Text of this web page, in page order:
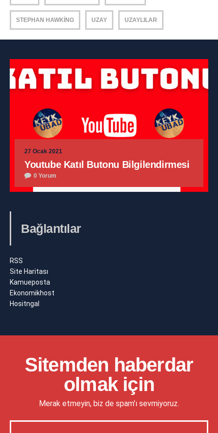
STEPHAN HAWKING UZAY UZAYLILAR
27 Ocak 2021
Youtube Katıl Butonu Bilgilendirmesi
0 Yorum
Bağlantılar
RSS
Site Haritası
Kamueposta
Ekonomikhost
Hositngal
Sitemden haberdar
olmak için
Merak etmeyin, biz de spam'ı sevmiyoruz.